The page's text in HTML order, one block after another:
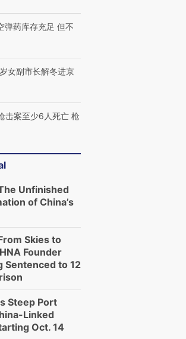
弹药库存充足 但不
女副市长解冬进京
击案至少6人死亡 枪
Unfinished
of China’s
Skies to
Founder
Sentenced to 12
Steep Port
Linked
Oct. 14